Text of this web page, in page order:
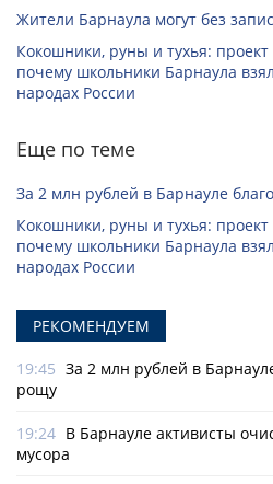
Жители Барнаула могут без
Кокошники, руны и тухья:
почему школьники Барнаула
народах России
Еще по теме
За 2 млн рублей в Барнауле
Кокошники, руны и тухья:
почему школьники Барнаула
народах России
РЕКОМЕНДУЕМ
19:45 За 2 млн рублей в
рощу
19:24 В Барнауле активисты
мусора